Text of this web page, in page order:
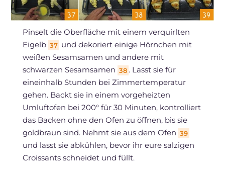
Pinselt die Oberfläche mit einem verquirlten
Eigelb 37 und dekoriert einige Hörnchen mit
weißen Sesamsamen und andere mit
schwarzen Sesamsamen 38 . Lasst sie für
eineinhalb Stunden bei Zimmertemperatur
gehen. Backt sie in einem vorgeheizten
Umluftofen bei 200° für 30 Minuten, kontrolliert
das Backen ohne den Ofen zu öffnen, bis sie
goldbraun sind. Nehmt sie aus dem Ofen 39
und lasst sie abkühlen, bevor ihr eure salzigen
Croissants schneidet und füllt.